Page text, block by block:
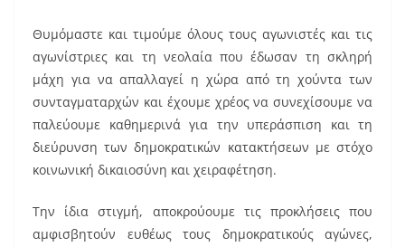
Θυμόμαστε και τιμούμε όλους τους αγωνιστές και τις
αγωνίστριες και τη νεολαία που έδωσαν τη σκληρή
μάχη για να απαλλαγεί η χώρα από τη χούντα των
συνταγματαρχών και έχουμε χρέος να συνεχίσουμε να
παλεύουμε καθημερινά για την υπεράσπιση και τη
διεύρυνση των δημοκρατικών κατακτήσεων με στόχο
κοινωνική δικαιοσύνη και χειραφέτηση.
Την ίδια στιγμή, αποκρούουμε τις προκλήσεις που
αμφισβητούν ευθέως τους δημοκρατικούς αγώνες,